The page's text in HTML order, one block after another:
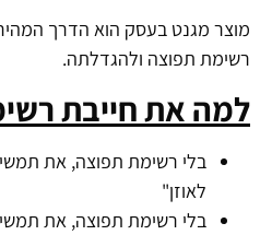
מוצר מגנט בעסק הוא הדרך
רשימת תפוצה ולהגדלתה.
למה את חייבת
בלי רשימת תפוצה, את
לאוזן"
בלי רשימת תפוצה, את